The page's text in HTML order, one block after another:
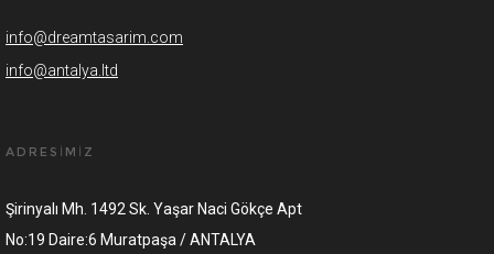
info@dreamtasarim.com
info@antalya.ltd
ADRESİMİZ
Şirinyalı Mh. 1492 Sk. Yaşar Naci Gökçe Apt
No:19 Daire:6 Muratpaşa / ANTALYA